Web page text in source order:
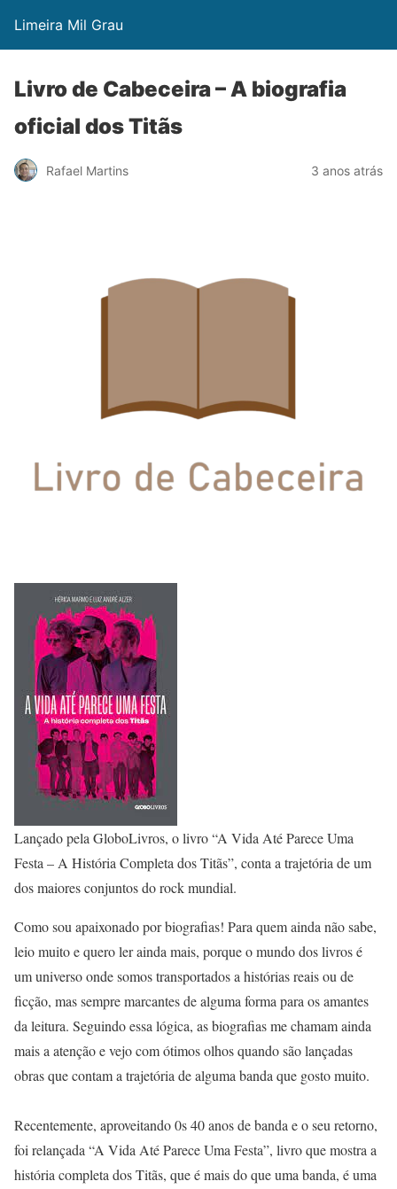
Limeira Mil Grau
Livro de Cabeceira – A biografia
oficial dos Titãs
Rafael Martins 3 anos atrás
Lançado pela GloboLivros, o livro “A Vida Até Parece Uma
Festa – A História Completa dos Titãs”, conta a trajetória de um
dos maiores conjuntos do rock mundial.
Como sou apaixonado por biografias! Para quem ainda não sabe,
leio muito e quero ler ainda mais, porque o mundo dos livros é
um universo onde somos transportados a histórias reais ou de
ficção, mas sempre marcantes de alguma forma para os amantes
da leitura. Seguindo essa lógica, as biografias me chamam ainda
mais a atenção e vejo com ótimos olhos quando são lançadas
obras que contam a trajetória de alguma banda que gosto muito.
Recentemente, aproveitando 0s 40 anos de banda e o seu retorno,
foi relançada “A Vida Até Parece Uma Festa”, livro que mostra a
história completa dos Titãs, que é mais do que uma banda, é uma